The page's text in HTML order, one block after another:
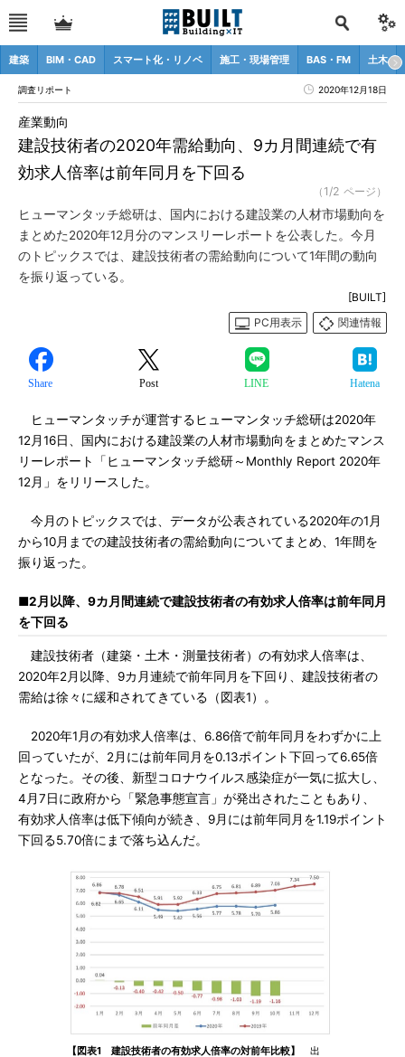
建築 BIM・CAD スマート化・リノベ 施工・現場管理 BAS・FM 土木
調査リポート 2020年12月18日
建設技術者の2020年需給動向、9カ月間連続で有
効求人倍率は前年同月を下回る
産業動向
（1/2 ページ）
ヒューマンタッチ総研は、国内における建設業の人材市場動向を
まとめた2020年12月分のマンスリーレポートを公表した。今月
のトピックスでは、建設技術者の需給動向について1年間の動向
を振り返っている。
[BUILT]
PC用表示
関連情報
Share Post LINE Hatena
ヒューマンタッチが運営するヒューマンタッチ総研は2020年
12月16日、国内における建設業の人材市場動向をまとめたマンス
リーレポート「ヒューマンタッチ総研～Monthly Report 2020年
12月」をリリースした。
今月のトピックスでは、データが公表されている2020年の1月
から10月までの建設技術者の需給動向についてまとめ、1年間を
振り返った。
■2月以降、9カ月間連続で建設技術者の有効求人倍率は前年同月
を下回る
建設技術者（建築・土木・測量技術者）の有効求人倍率は、
2020年2月以降、9カ月連続で前年同月を下回り、建設技術者の
需給は徐々に緩和されてきている（図表1）。
2020年1月の有効求人倍率は、6.86倍で前年同月をわずかに上
回っていたが、2月には前年同月を0.13ポイント下回って6.65倍
となった。その後、新型コロナウイルス感染症が一気に拡大し、
4月7日に政府から「緊急事態宣言」が発出されたこともあり、
有効求人倍率は低下傾向が続き、9月には前年同月を1.19ポイント
下回る5.70倍にまで落ち込んだ。
【図表1 建設技術者の有効求人倍率の対前年比較】
出